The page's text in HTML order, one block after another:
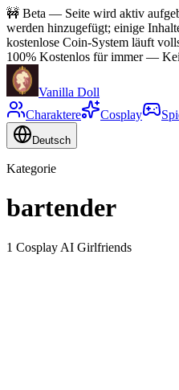
🚧 Beta — Seite wird aktiv
werden hinzugefügt; einige
kostenlose Coin-System läuft
100% Kostenlos für immer—
Vanilla Doll
Charaktere
Cosplay
Deutsch
Kategorie
bartender
1 Cosplay AI Girlfriends